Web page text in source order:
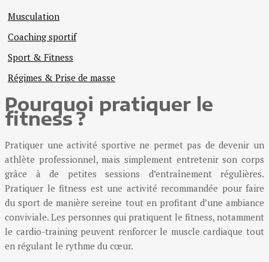
Musculation
Coaching sportif
Sport & Fitness
Régimes & Prise de masse
Pourquoi pratiquer le
fitness ?
Pratiquer une activité sportive ne permet pas de devenir un
athlète professionnel, mais simplement entretenir son corps
grâce à de petites sessions d’entraînement régulières.
Pratiquer le fitness est une activité recommandée pour faire
du sport de manière sereine tout en profitant d’une ambiance
conviviale. Les personnes qui pratiquent le fitness, notamment
le cardio-training peuvent renforcer le muscle cardiaque tout
en régulant le rythme du cœur.